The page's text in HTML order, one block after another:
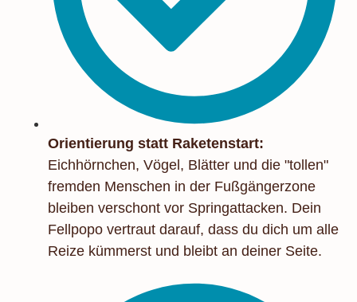
Orientierung statt Raketenstart:
Eichhörnchen, Vögel, Blätter und die "tollen"
fremden Menschen in der Fußgängerzone
bleiben verschont vor Springattacken. Dein
Fellpopo vertraut darauf, dass du dich um alle
Reize kümmerst und bleibt an deiner Seite.